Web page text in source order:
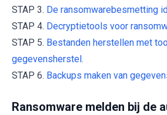
STAP 3. De ransomwarebesmetting
STAP 4. Decryptietools voor
STAP 5. Bestanden herstellen met
gegevensherstel.
STAP 6. Backups maken van
Ransomware melden bij de